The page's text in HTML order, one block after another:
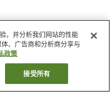
房
，并分析我们网站的性能
、广告商和分析商分享与
政策
接受所有